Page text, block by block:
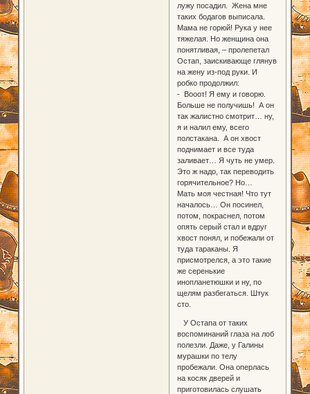
лужу посадил. Жена мне
таких бодагов выписала.
Мама не горюй! Рука у нее
тяжелая. Но женщина она
понятливая, – пролепетал
Остап, заискивающе глянув
на жену из-под руки. И
робко продолжил:
- Вооот! Я ему и говорю.
Больше не получишь! А он
так жалистно смотрит… ну,
я и налил ему, всего
полстакана. А он хвост
поднимает и все туда
заливает… Я чуть не умер.
Это ж надо, так переводить
горячительное? Но…
Мать моя честная! Что тут
началось… Он посинел,
потом, покраснел, потом
опять серый стал и вдруг
хвост понял, и побежали от
туда тараканы. Я
присмотрелся, а это такие
же серенькие
инопланетюшки и ну, по
щелям разбегаться. Штук
сто.
У Остапа от таких
воспоминаний глаза на лоб
полезли. Даже, у Галины
мурашки по телу
пробежали. Она оперлась
на косяк дверей и
приготовилась слушать